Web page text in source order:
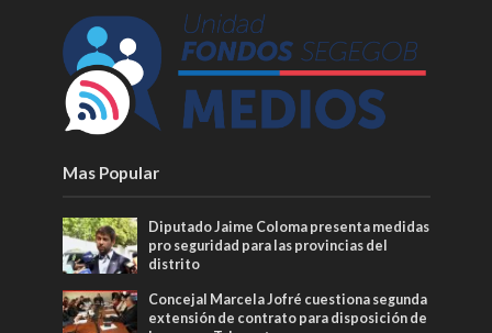
Mas Popular
Diputado Jaime Coloma presenta medidas
pro seguridad para las provincias del
distrito
Concejal Marcela Jofré cuestiona segunda
extensión de contrato para disposición de